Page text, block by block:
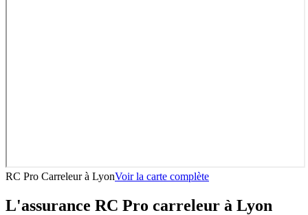
RC Pro Carreleurà LyonVoir la carte complète
L'assurance RC Pro carreleur à Lyon